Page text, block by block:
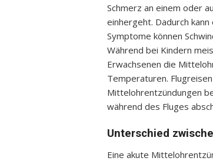
Schmerz an einem oder
einhergeht. Dadurch
Symptome können
Während bei Kindern
Erwachsenen die
Temperaturen.
Mittelohrentzündungen
während des Fluges
Unterschied
Eine akute